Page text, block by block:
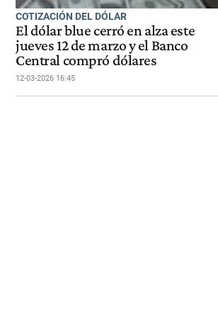
COTIZACIÓN DEL DÓLAR
El dólar blue cerró en alza este
jueves 12 de marzo y el Banco
Central compró dólares
12-03-2026 16:45